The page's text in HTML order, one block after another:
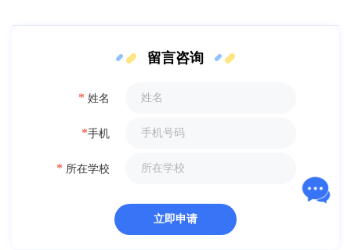
留言咨询
* 姓名
*手机
* 所在学校
立即申请